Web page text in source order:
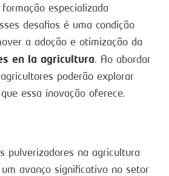
especializada
desafios é uma condição
a adoção e otimização da
en la agricultura. Ao abordar
poderão explorar
essa inovação oferece.
pulverizadores na agricultura
avanço significativo no setor